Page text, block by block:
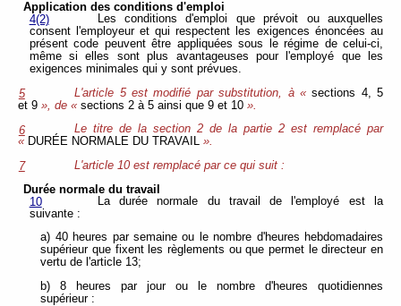
Application des conditions d'emploi
4(2)
Les conditions d'emploi que prévoit ou auxquelles
consent l'employeur et qui respectent les exigences énoncées au
présent code peuvent être appliquées sous le régime de celui-ci,
même si elles sont plus avantageuses pour l'employé que les
exigences minimales qui y sont prévues.
5
L'article 5 est modifié par substitution, à «sections 4, 5
et 9 », de « sections 2 à 5 ainsi que 9 et 10 ».
6
Le titre de la section 2 de la partie 2 est remplacé par
« DURÉE NORMALE DU TRAVAIL ».
7
L'article 10 est remplacé par ce qui suit :
Durée normale du travail
10
La durée normale du travail de l'employé est la
suivante :
a) 40 heures par semaine ou le nombre d'heures hebdomadaires
supérieur que fixent les règlements ou que permet le directeur en
vertu de l'article 13;
b) 8 heures par jour ou le nombre d'heures quotidiennes
supérieur :